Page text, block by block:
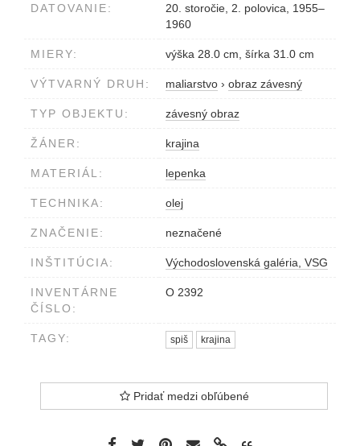
DATOVANIE:
20. storočie, 2. polovica, 1955–
1960
MIERY: výška 28.0 cm, šírka 31.0 cm
VÝTVARNÝ DRUH: maliarstvo › obraz závesný
TYP OBJEKTU: závesný obraz
ŽÁNER: krajina
MATERIÁL: lepenka
TECHNIKA: olej
ZNAČENIE: neznačené
INŠTITÚCIA: Východoslovenská galéria, VSG
INVENTÁRNE
ČÍSLO:
O 2392
TAGY: spiš krajina
Pridať medzi obľúbené